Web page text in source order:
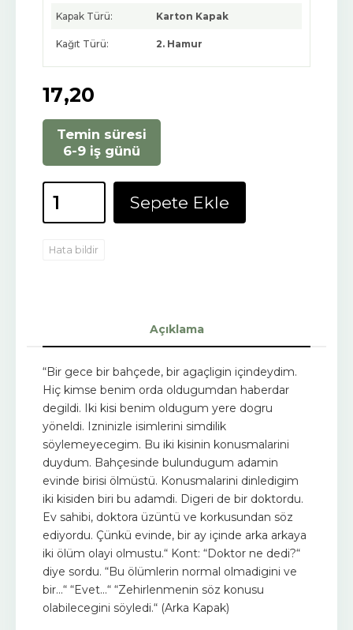
Kapak Türü: Karton Kapak
Kağıt Türü: 2. Hamur
17,20
Temin süresi
6-9 iş günü
Sepete Ekle
Hata bildir
Açıklama
“Bir gece bir bahçede, bir agaçligin içindeydim.
Hiç kimse benim orda oldugumdan haberdar
degildi. Iki kisi benim oldugum yere dogru
yöneldi. Izninizle isimlerini simdilik
söylemeyecegim. Bu iki kisinin konusmalarini
duydum. Bahçesinde bulundugum adamin
evinde birisi ölmüstü. Konusmalarini dinledigim
iki kisiden biri bu adamdi. Digeri de bir doktordu.
Ev sahibi, doktora üzüntü ve korkusundan söz
ediyordu. Çünkü evinde, bir ay içinde arka arkaya
iki ölüm olayi olmustu.“ Kont: “Doktor ne dedi?“
diye sordu. “Bu ölümlerin normal olmadigini ve
bir...“ “Evet...“ “Zehirlenmenin söz konusu
olabilecegini söyledi.“ (Arka Kapak)